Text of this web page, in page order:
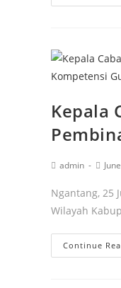
Kepala
admin
Ngantang, 25
Wilayah
Continue